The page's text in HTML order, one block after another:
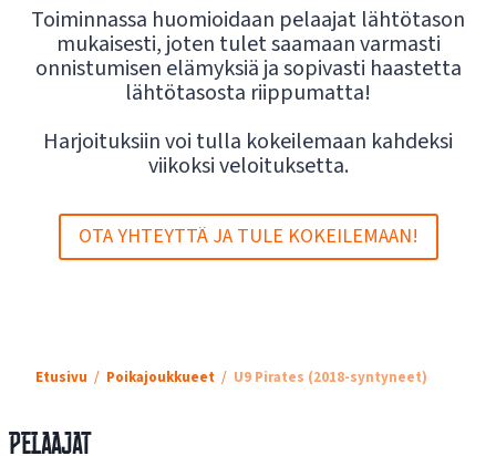
Toiminnassa huomioidaan pelaajat lähtötason
mukaisesti, joten tulet saamaan varmasti
onnistumisen elämyksiä ja sopivasti haastetta
lähtötasosta riippumatta!
Harjoituksiin voi tulla kokeilemaan kahdeksi
viikoksi veloituksetta.
OTA YHTEYTTÄ JA TULE KOKEILEMAAN!
Etusivu Poikajoukkueet U9 Pirates (2018-syntyneet)
Pelaajat